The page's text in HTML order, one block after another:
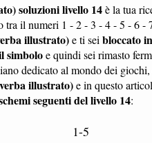
soluzioni livello 14è la tua
tra il numeri 1 - 2 - 3 - 4 - 5 - 6
illustrato)e ti sei bloccato
simboloe quindi sei rimasto
dedicato al mondo dei
illustrato)e in questo
seguenti del livello 14:
1-5